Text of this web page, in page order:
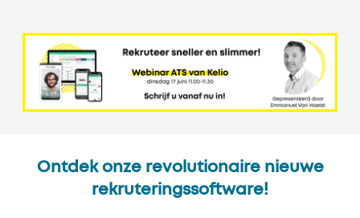
Ontdek onze revolutionaire nieuwe
rekruteringssoftware!